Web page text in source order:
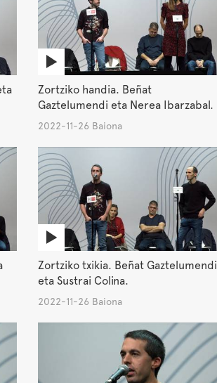
Zortziko handia. Beñat
Gaztelumendi eta Nerea Ibarzabal.
2022-11-26 Baiona
Zortziko txikia. Beñat Gaztelumendi
eta Sustrai Colina.
2022-11-26 Baiona